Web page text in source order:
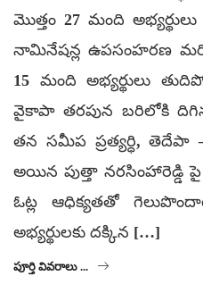
మొత్తం 27 మంది
నామినేషన్ల ఉపసంహరణ
15 మంది అభ్యర్థులు
వైకాపా తరపున బరిలోకి దిగిన
తన సమీప ప్రత్యర్ధి,
అయిన పుత్తా నరసింహారెడ్డి
ఓట్ల ఆధిక్యతతో
అభ్యర్థులకు దక్కిన […]
పూర్తి వివరాలు ...